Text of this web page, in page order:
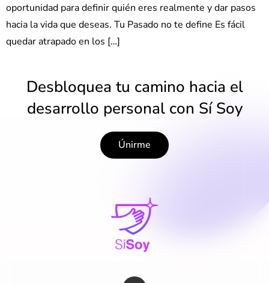
oportunidad para definir quién eres realmente y dar pasos
hacia la vida que deseas. Tu Pasado no te define Es fácil
quedar atrapado en los […]
Desbloquea tu camino hacia el
desarrollo personal con Sí Soy
Únirme